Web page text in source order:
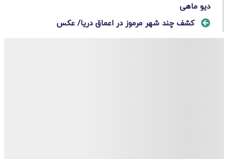
دیو ماهی
کشف چند شهر مرموز در اعماق دریا/ عکس